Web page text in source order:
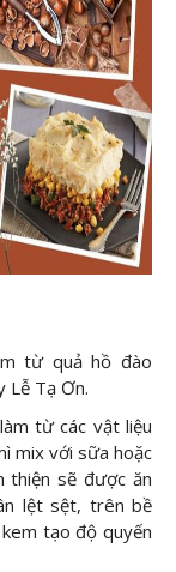
từ quả hồ đào
Tạ Ơn.
từ các vật liệu
mix với sữa hoặc
thiện sẽ được ăn
lệt sệt, trên bề
tạo độ quyến